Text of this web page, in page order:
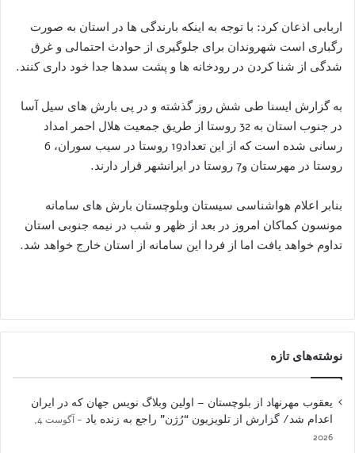
اربابی اذعان کرد: با توجه به اینکه بارندگی ها در استان به صورت
رگباری است شهروندان برای جلوگیری از حوادث احتمالی و غرق
شدگی از شنا کردن در رودخانه ها و پشت سدها جدا خود داری کنند.
به گزارش ایسنا طی شش روز گذشته و در پی بارش های سیل آسا
در جنوب استان به 32 روستا از طریق جمعیت هلال احمر امداد
رسانی شده است که از این تعداد19 روستا در سیب سوران، 6
روستا در مهرستان و7 روستا در ایرانشهر قرار دارند.
بنابر اعلام هواشناسی سیستان وبلوچستان بارش های سامانه
مونسون کماکان امروز در بعد از ظهر و شب در نیمه جنوبی استان
تداوم خواهد یافت اما از فردا این سامانه از استان خارج خواهد شد.
نوشته‌های تازه
یعقوب مهرنهاد از بلوچستان – اولین وبلاگ نویس جهان که در ایران
اعدام شد/ گزارش از تلویزیون “رُژن” راجع به زنده یاد
آگوست 4,
2026